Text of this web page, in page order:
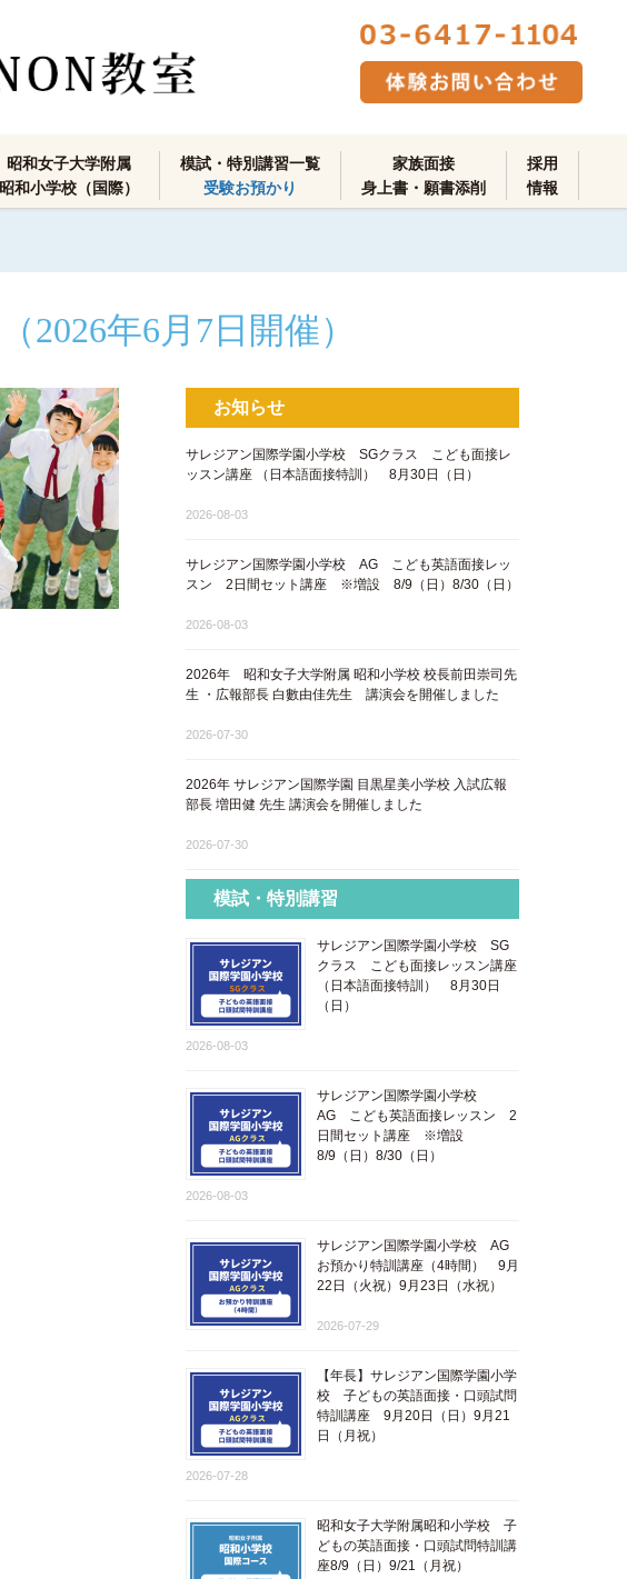
昭和女子大学附属
昭和小学校（国際）
模試・特別講習一覧
受験お預かり
家族面接
身上書・願書添削
採用
情報
2026年6月7日開催）
お知らせ
サレジアン国際学園小学校 SGクラス こども面接レ
ッスン講座 ​（日本語面接特訓​） 8月30日（日）
2026-08-03
サレジアン国際学園小学校 AG こども英語面接レッ
スン 2日間セット講座 ※増設 8/9（日）8/30（日）
2026-08-03
2026年 昭和女子大学附属 昭和小学校 校長前田崇司先
生 ・広報部長 白數由佳先生 講演会を開催しました
2026-07-30
2026年 サレジアン国際学園 目黒星美小学校 入試広報
部長 増田健 先生 講演会を開催しました
2026-07-30
模試・特別講習
サレジアン国際学園小学校 SG
クラス こども面接レッスン講座
​（日本語面接特訓​） 8月30日
（日）
2026-08-03
サレジアン国際学園小学校
AG こども英語面接レッスン 2
日間セット講座 ※増設
8/9（日）8/30（日）
2026-08-03
サレジアン国際学園小学校 AG
お預かり特訓講座（4時間） 9月
22日（火祝）9月23日（水祝）
2026-07-29
【年長】サレジアン国際学園小学
校 子どもの英語面接・口頭試問
特訓講座 9月20日（日）9月21
日（月祝）
2026-07-28
昭和女子大学附属昭和小学校 子
どもの英語面接・口頭試問特訓講
座8/9（日）9/21（月祝）